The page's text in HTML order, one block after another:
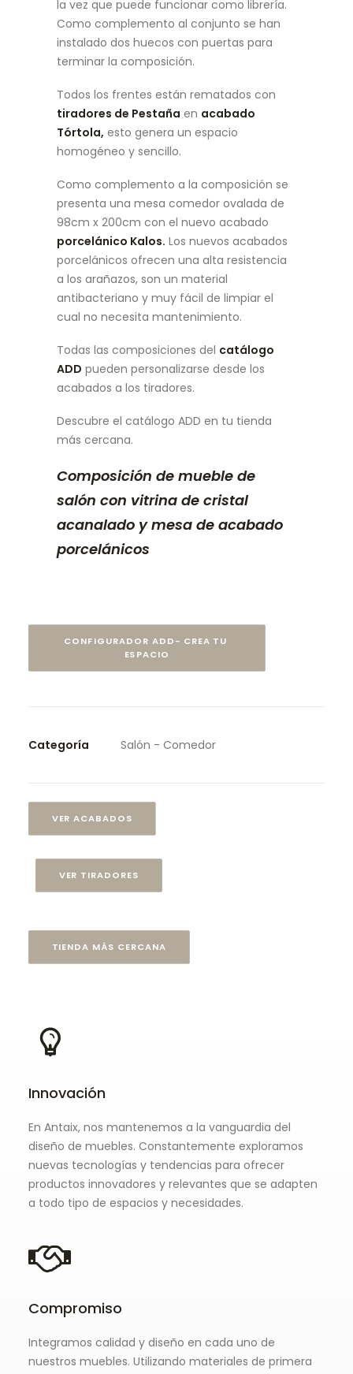
la vez que puede funcionar como librería.
Como complemento al conjunto se han
instalado dos huecos con puertas para
terminar la composición.
Todos los frentes están rematados con
tiradores de Pestaña en acabado
Tórtola, esto genera un espacio
homogéneo y sencillo.
Como complemento a la composición se
presenta una mesa comedor ovalada de
98cm x 200cm con el nuevo acabado
porcelánico Kalos. Los nuevos acabados
porcelánicos ofrecen una alta resistencia
a los arañazos, son un material
antibacteriano y muy fácil de limpiar el
cual no necesita mantenimiento.
Todas las composiciones del catálogo
ADD pueden personalizarse desde los
acabados a los tiradores.
Descubre el catálogo ADD en tu tienda
más cercana.
Composición de mueble de
salón con vitrina de cristal
acanalado y mesa de acabado
porcelánicos
CONFIGURADOR ADD- CREA TU
ESPACIO
Categoría Salón - Comedor
VER ACABADOS
VER TIRADORES
TIENDA MÁS CERCANA
Innovación
En Antaix, nos mantenemos a la vanguardia del
diseño de muebles. Constantemente exploramos
nuevas tecnologías y tendencias para ofrecer
productos innovadores y relevantes que se adapten
a todo tipo de espacios y necesidades.
Compromiso
Integramos calidad y diseño en cada uno de
nuestros muebles. Utilizando materiales de primera